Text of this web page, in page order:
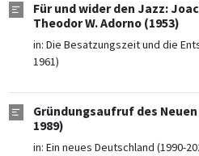
Für und wider den Jazz:
Theodor W. Adorno (1953)
in: Die Besatzungszeit und die
1961)
Gründungsaufruf des
1989)
in: Ein neues Deutschland (1990-